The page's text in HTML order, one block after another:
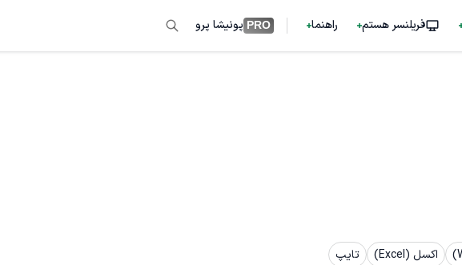
فریلنسر هستم راهنما PRO پونیشا پرو
اکسل (Excel) تایپ